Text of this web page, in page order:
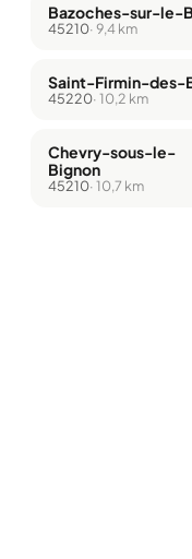
Bazoches-sur-le-
45210· 9,4 km
Saint-Firmin-des-
45220· 10,2 km
Chevry-sous-le-
Bignon
45210· 10,7 km